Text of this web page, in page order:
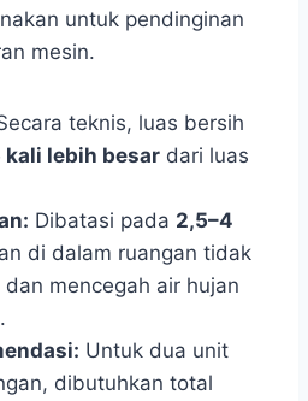
untuk pendinginan
mesin.
teknis, luas bersih
kali lebih besar dari luas
Dibatasi pada 2,5–4
di dalam ruangan tidak
mencegah air hujan
Untuk dua unit
dibutuhkan total